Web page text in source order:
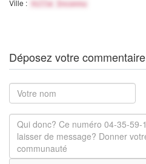
Ville : Ville Inconnu
Déposez votre commentaire